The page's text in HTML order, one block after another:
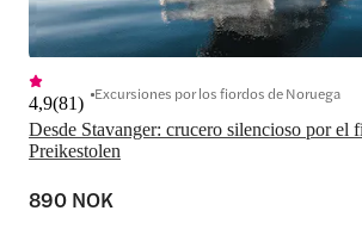
Desde Stavanger: crucero silencioso por el
Preikestolen
4,9(81) Excursiones por los fiordos de Noruega
890 NOK